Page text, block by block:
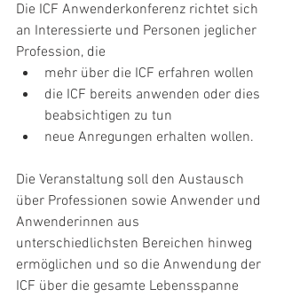
Die ICF Anwenderkonferenz richtet sich
an Interessierte und Personen jeglicher
Profession, die
mehr über die ICF erfahren wollen
die ICF bereits anwenden oder dies
beabsichtigen zu tun
neue Anregungen erhalten wollen.
Die Veranstaltung soll den Austausch
über Professionen sowie Anwender und
Anwenderinnen aus
unterschiedlichsten Bereichen hinweg
ermöglichen und so die Anwendung der
ICF über die gesamte Lebensspanne